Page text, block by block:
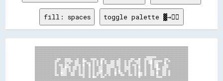
fill: spaces toggle palette ▓→✊🏽